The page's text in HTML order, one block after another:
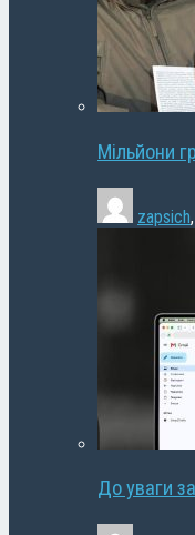
Мільйони
zapsich,
До уваги